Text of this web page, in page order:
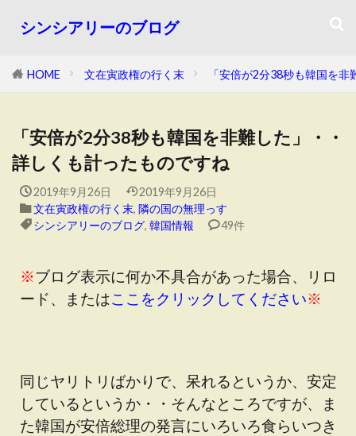
シンシアリーのブログ
HOME 文在寅政権の行く末 「安倍が2分38秒も韓国を
「安倍が2分38秒も韓国を非難した」・・
詳しくも計ったものですね
2019年9月26日
2019年9月26日
文在寅政権の行く末, 隣の国の無理っす
シンシアリーのブログ, 韓国情報 49件
※ブログ表示に何か不具合があった場合、リロ
ード、またはここをクリックしてください※
同じヤリトリばかりで、呆れるというか、安定
しているというか・・そんなところですが、ま
た韓国が安倍総理の発言にいろいろ食らいつき